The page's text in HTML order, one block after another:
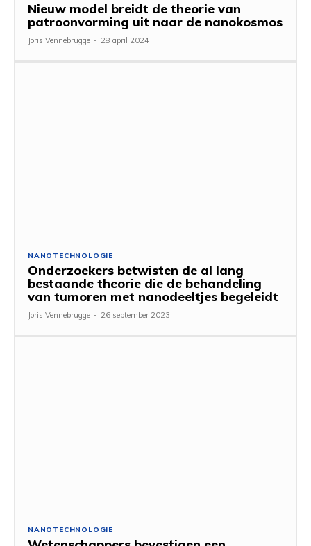
Nieuw model breidt de theorie van
patroonvorming uit naar de nanokosmos
Joris Vennebrugge - 28 april 2024
NANOTECHNOLOGIE
Onderzoekers betwisten de al lang
bestaande theorie die de behandeling
van tumoren met nanodeeltjes begeleidt
Joris Vennebrugge - 26 september 2023
NANOTECHNOLOGIE